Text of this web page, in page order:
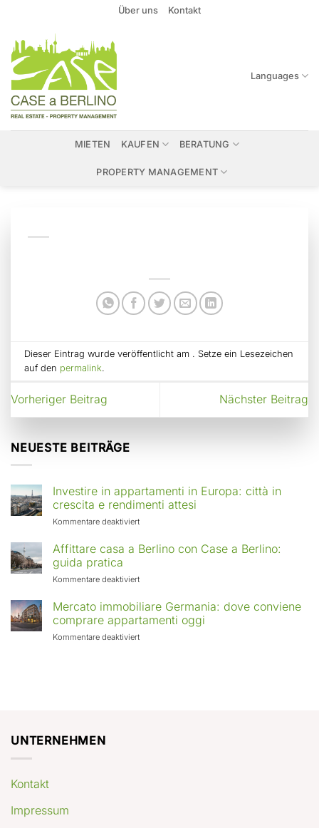
springen
Über uns Kontakt
Languages
MIETEN KAUFEN BERATUNG
PROPERTY MANAGEMENT
Dieser Eintrag wurde veröffentlicht am . Setze ein Lesezeichen
auf den permalink.
Vorheriger Beitrag Nächster Beitrag
NEUESTE BEITRÄGE
Investire in appartamenti in Europa: città in
crescita e rendimenti attesi
Kommentare deaktiviertfür
in
Europa:
in
crescita
rendimenti
Affittare casa a Berlino con Case a Berlino:
guida pratica
Kommentare deaktiviertfür
casa
a
Berlino
con
Mercato immobiliare Germania: dove conviene
comprare appartamenti oggi
Kommentare deaktiviertfür
UNTERNEHMEN
Kontakt
Impressum